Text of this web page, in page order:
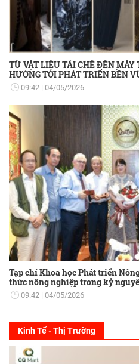
TỪ VẬT LIỆU TÁI CHẾ ĐẾN
HƯỚNG TỚI PHÁT TRIỂN BỀN
09:42 04/05/2026
Tạp chí Khoa học Phát triển
thức nông nghiệp trong kỷ
09:42 04/05/2026
Kinh Tế - Thị Trường